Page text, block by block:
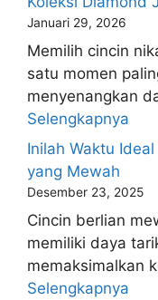
Januari 29, 2026
Memilih cincin
satu momen
menyenangkan
Selengkapnya
Inilah Waktu
yang Mewah
Desember 23, 2025
Cincin berlian
memiliki daya
memaksimalkan
Selengkapnya